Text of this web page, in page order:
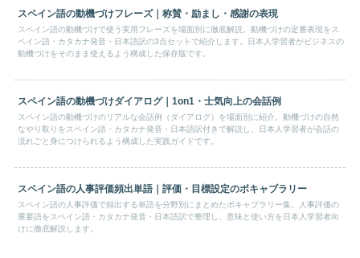
スペイン語の動機づけフレーズ｜称賛・励まし・感謝の表現
スペイン語の動機づけで使う実用フレーズを場面別に徹底解説。動機づけの定番表現をス
ペイン語・カタカナ発音・日本語訳の3点セットで紹介します。日本人学習者がビジネスの
動機づけをそのまま使えるよう構成した保存版です。
スペイン語の動機づけダイアログ｜1on1・士気向上の会話例
スペイン語の動機づけのリアルな会話例（ダイアログ）を場面別に紹介。動機づけの自然
なやり取りをスペイン語・カタカナ発音・日本語訳付きで解説し、日本人学習者が会話の
流れごと身につけられるよう構成した実践ガイドです。
スペイン語の人事評価頻出単語｜評価・目標設定のボキャブラリー
スペイン語の人事評価で頻出する単語を分野別にまとめたボキャブラリー集。人事評価の
重要語をスペイン語・カタカナ発音・日本語訳で整理し、意味と使い方を日本人学習者向
けに徹底解説します。